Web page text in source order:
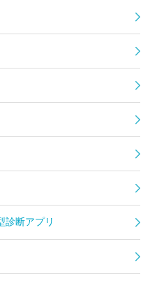
診断アプリ